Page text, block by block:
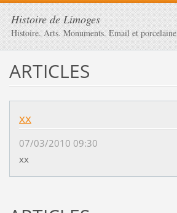
Histoire de Limoges
Histoire. Arts. Monuments. Email et porcelaine
ARTICLES
xx
07/03/2010 09:30
xx